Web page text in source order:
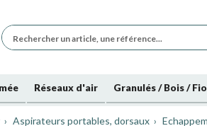
Réseaux d'air Granulés / Bois /
Aspirateurs portables, dorsaux